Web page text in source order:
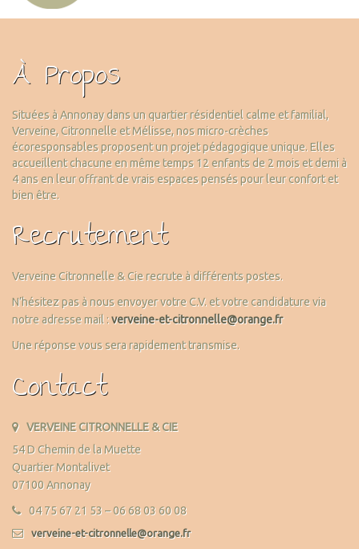
À Propos
Situées à Annonay dans un quartier résidentiel calme et familial,
Verveine, Citronnelle et Mélisse, nos micro-crèches
écoresponsables proposent un projet pédagogique unique. Elles
accueillent chacune en même temps 12 enfants de 2 mois et demi à
4 ans en leur offrant de vrais espaces pensés pour leur confort et
bien être.
Recrutement
Verveine Citronnelle & Cie recrute à différents postes.
N’hésitez pas à nous envoyer votre C.V. et votre candidature via
notre adresse mail :verveine-et-citronnelle@orange.fr
Une réponse vous sera rapidement transmise.
Contact
VERVEINE CITRONNELLE & CIE
54 D Chemin de la Muette
Quartier Montalivet
07100 Annonay
04 75 67 21 53 – 06 68 03 60 08
verveine-et-citronnelle@orange.fr